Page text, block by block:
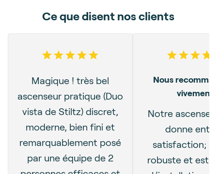
Ce que disent nos clients
5 out of 5 stars
Magique ! très bel
ascenseur pratique (Duo
vista de Stiltz) discret,
moderne, bien fini et
remarquablement posé
par une équipe de 2
5 out
Nous
vivement
Notre
donne
satisfaction;
robuste et